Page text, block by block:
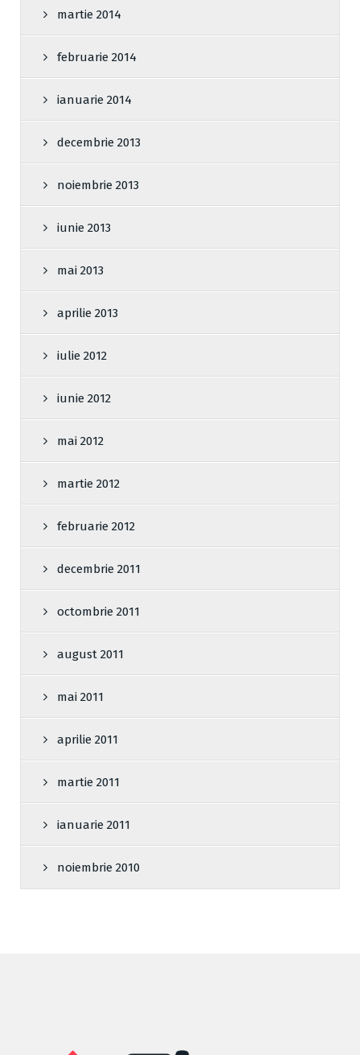
martie 2014
februarie 2014
ianuarie 2014
decembrie 2013
noiembrie 2013
iunie 2013
mai 2013
aprilie 2013
iulie 2012
iunie 2012
mai 2012
martie 2012
februarie 2012
decembrie 2011
octombrie 2011
august 2011
mai 2011
aprilie 2011
martie 2011
ianuarie 2011
noiembrie 2010